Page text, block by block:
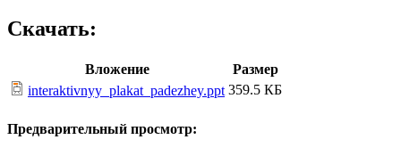
Скачать:
Вложение
Размер
interaktivnyy_plakat_padezhey.ppt 359.5 КБ
Предварительный просмотр: